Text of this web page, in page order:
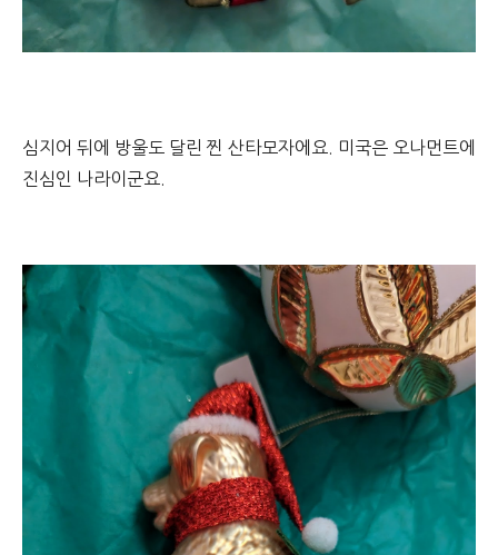
심지어 뒤에 방울도 달린 찐 산타모자에요. 미국은 오나먼트에
진심인 나라이군요.